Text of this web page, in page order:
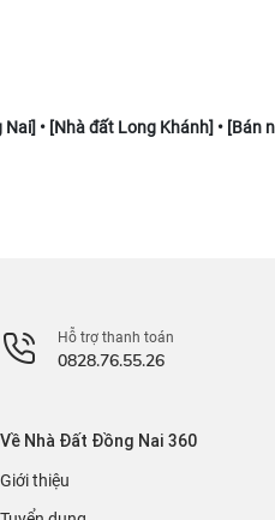
Nai] • [Nhà đất Long Khánh] • [Bán
Hỗ trợ thanh toán
0828.76.55.26
Về Nhà Đất Đồng Nai 360
Giới thiệu